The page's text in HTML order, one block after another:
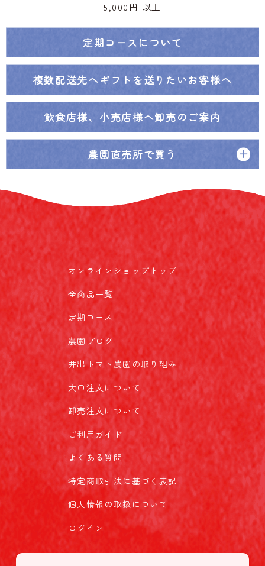
5,000円 以上
定期コースについて
複数配送先へギフトを送りたいお客様へ
飲食店様、小売店様へ卸売のご案内
農園直売所で買う
オンラインショップトップ
全商品一覧
定期コース
農園ブログ
井出トマト農園の取り組み
大口注文について
卸売注文について
ご利用ガイド
よくある質問
特定商取引法に基づく表記
個人情報の取扱について
ログイン